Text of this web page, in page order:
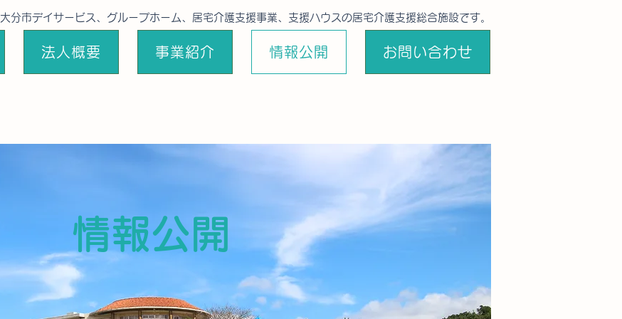
大分市デイサービス、グループホーム、居宅介護支援事業、支援ハウスの居宅介護支援総合施設です。
法人概要 事業紹介 情報公開 お問い合わせ
情報公開